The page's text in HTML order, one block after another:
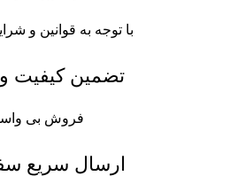
با توجه به قوانین و
تضمین کیفیت
فروش بی
ارسال سریع